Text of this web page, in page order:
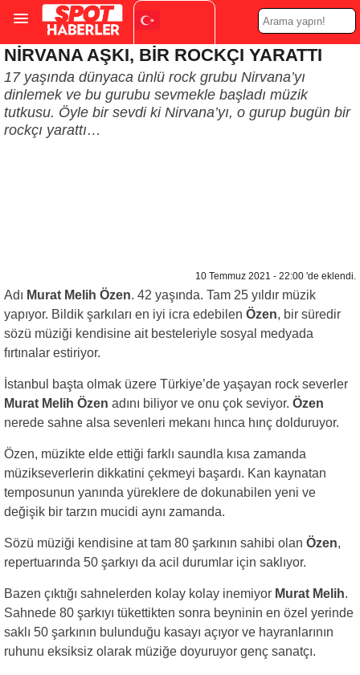
Turkish ▼
NİRVANA AŞKI, BİR ROCKÇI YARATTI
17 yaşında dünyaca ünlü rock grubu Nirvana’yı
dinlemek ve bu gurubu sevmekle başladı müzik
tutkusu. Öyle bir sevdi ki Nirvana’yı, o gurup bugün bir
rockçı yarattı…
10 Temmuz 2021 - 22:00 'de eklendi.
Adı Murat Melih Özen. 42 yaşında. Tam 25 yıldır müzik
yapıyor. Bildik şarkıları en iyi icra edebilen Özen, bir süredir
sözü müziği kendisine ait besteleriyle sosyal medyada
fırtınalar estiriyor.
İstanbul başta olmak üzere Türkiye’de yaşayan rock severler
Murat Melih Özen adını biliyor ve onu çok seviyor. Özen
nerede sahne alsa sevenleri mekanı hınca hınç dolduruyor.
Özen, müzikte elde ettiği farklı saundla kısa zamanda
müzikseverlerin dikkatini çekmeyi başardı. Kan kaynatan
temposunun yanında yüreklere de dokunabilen yeni ve
değişik bir tarzın mucidi aynı zamanda.
Sözü müziği kendisine at tam 80 şarkının sahibi olan Özen,
repertuarında 50 şarkıyı da acil durumlar için saklıyor.
Bazen çıktığı sahnelerden kolay kolay inemiyor Murat Melih.
Sahnede 80 şarkıyı tükettikten sonra beyninin en özel yerinde
saklı 50 şarkının bulunduğu kasayı açıyor ve hayranlarının
ruhunu eksiksiz olarak müziğe doyuruyor genç sanatçı.